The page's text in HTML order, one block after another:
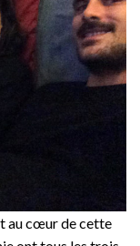
au cœur de cette